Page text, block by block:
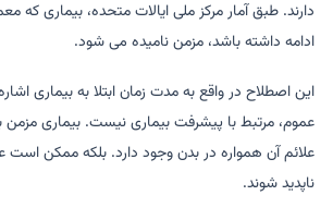
ادامه داشته باشد، مزمن نامیده می شود.
این اصطلاح در واقع به مدت زمان ابتلا به بیماری
عموم، مرتبط با پیشرفت بیماری نیست. بیماری
علائم آن همواره در بدن وجود دارد. بلکه ممکن است
ناپدید شوند.